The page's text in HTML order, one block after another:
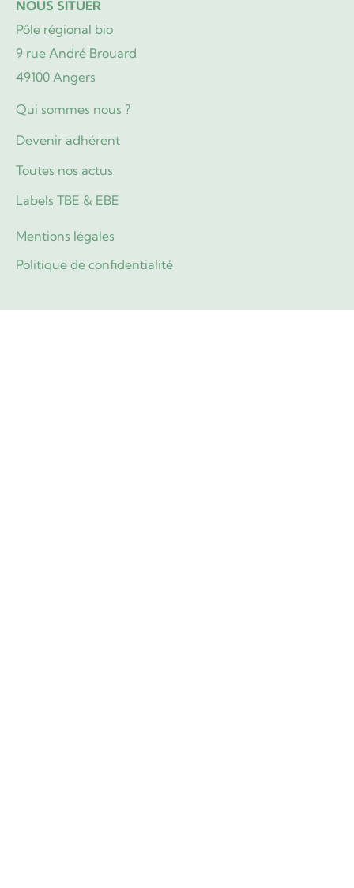
NOUS SITUER
Pôle régional bio
9 rue André Brouard
49100 Angers
Qui sommes nous ?
Devenir adhérent
Toutes nos actus
Labels TBE & EBE
Mentions légales
Politique de confidentialité